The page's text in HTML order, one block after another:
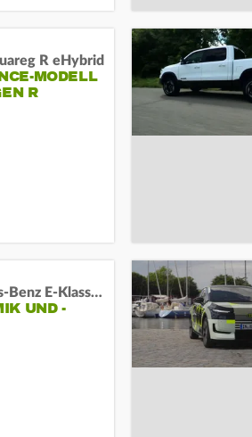
R eHybrid
MODELL
R
Das neue Mercedes-Benz E-Klasse T-Modell
UND -